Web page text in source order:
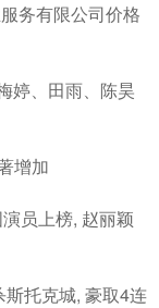
务有限公司价格
婷、田雨、陈昊
增加
员上榜, 赵丽颖
托克城, 豪取4连